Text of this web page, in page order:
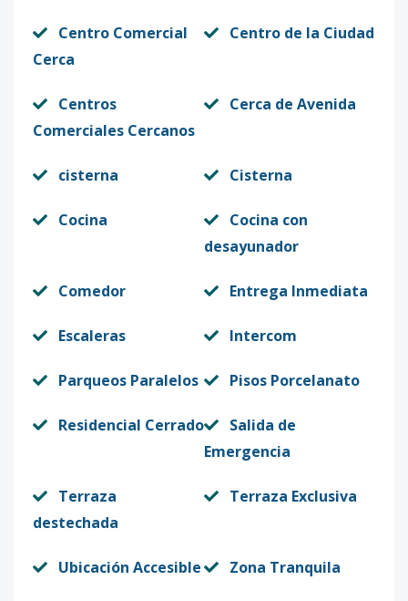
Centro Comercial
Cerca
Centro de la Ciudad
Centros
Comerciales Cercanos
Cerca de Avenida
cisterna Cisterna
Cocina
Cocina con
desayunador
Comedor Entrega Inmediata
Escaleras Intercom
Parqueos Paralelos Pisos Porcelanato
Residencial Cerrado
Salida de
Emergencia
Terraza
destechada
Terraza Exclusiva
Ubicación Accesible Zona Tranquila